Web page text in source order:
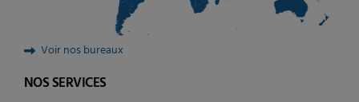
Voir nos bureaux
NOS SERVICES